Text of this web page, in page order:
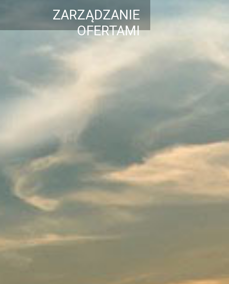
ZARZĄDZANIE
OFERTAMI